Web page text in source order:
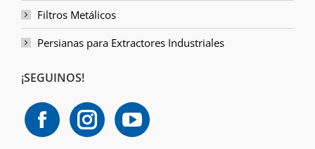
Filtros Metálicos
Persianas para Extractores Industriales
¡SEGUINOS!